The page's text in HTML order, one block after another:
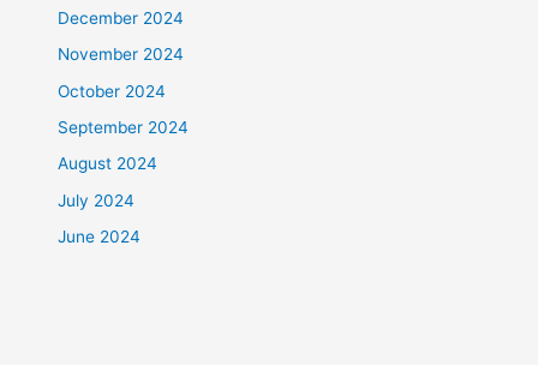
December 2024
November 2024
October 2024
September 2024
August 2024
July 2024
June 2024